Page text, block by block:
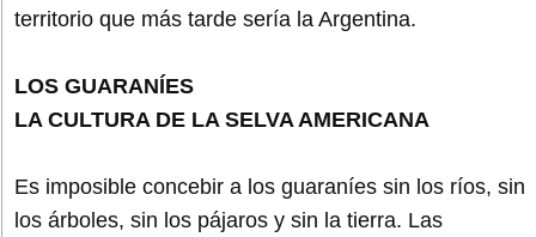
territorio que más tarde sería la Argentina.
LOS GUARANÍES
LA CULTURA DE LA SELVA AMERICANA
Es imposible concebir a los guaraníes sin los ríos, sin
los árboles, sin los pájaros y sin la tierra. Las